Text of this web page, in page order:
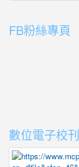
FB粉絲專頁
數位電子校刊